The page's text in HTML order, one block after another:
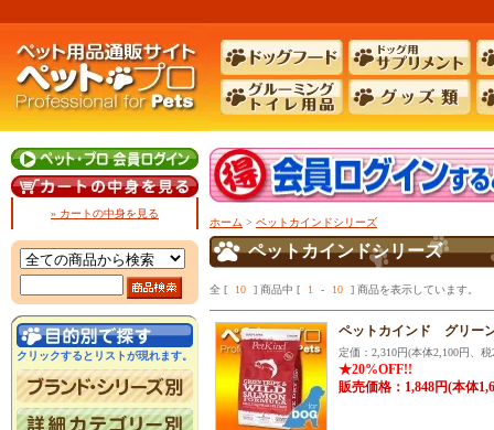
» カートの中身を見る
クリックするとリストが現れます。
ホーム > ペットカインドシリーズ
ペットカインドシリーズ
全 [ 10 ] 商品中 [ 1 - 10 ] 商品を表示しています。
ペットカインド グリー
定価：2,310円(本体2,100円、税
★20%OFF!!
販売価格：1,848円(本体